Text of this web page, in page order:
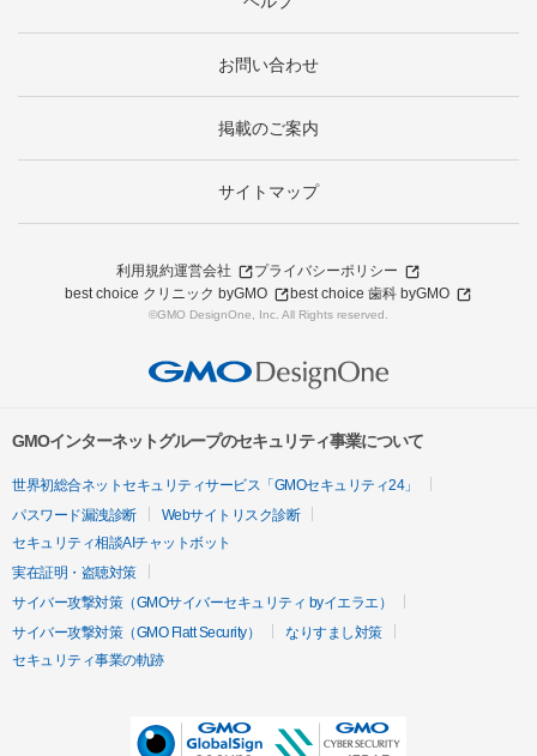
お問い合わせ
掲載のご案内
サイトマップ
利用規約運営会社
プライバシーポリシー
best choice クリニック byGMO
best choice 歯科 byGMO
©GMO DesignOne, Inc. All Rights reserved.
GMOインターネットグループのセキュリティ事業について
世界初総合ネットセキュリティサービス「GMOセキュリティ24」
パスワード漏洩診断
Webサイトリスク診断
セキュリティ相談AIチャットボット
実在証明・盗聴対策
サイバー攻撃対策（GMOサイバーセキュリティ byイエラエ）
サイバー攻撃対策（GMO Flatt Security）
なりすまし対策
セキュリティ事業の軌跡